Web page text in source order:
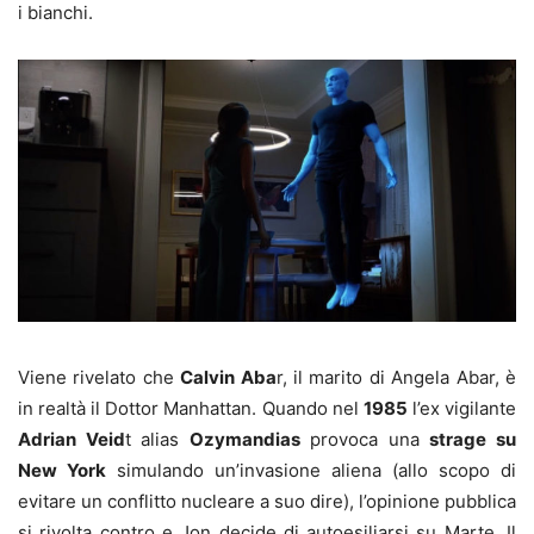
i bianchi.
Viene rivelato cheCalvin Abar, il marito di Angela Abar, è
in realtà il Dottor Manhattan. Quando nel 1985 l’ex vigilante
Adrian Veidt alias Ozymandiasprovoca unastrage su
New York simulando un’invasione aliena (allo scopo di
evitare un conflitto nucleare a suo dire), l’opinione pubblica